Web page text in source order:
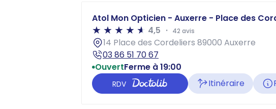
Atol Mon Opticien - Auxerre - Place des
4,5
42 avis
14 Place des Cordeliers 89000 Auxerre
03 86 51 70 67
OuvertFerme à 19:00
RDV Itinéraire